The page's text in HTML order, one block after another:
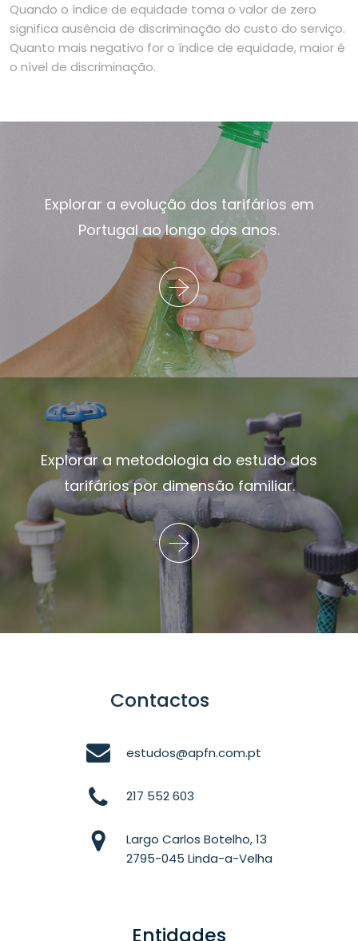
Quando o índice de equidade toma o valor de zero
significa ausência de discriminação do custo do serviço.
Quanto mais negativo for o índice de equidade, maior é
o nível de discriminação.
Explorar a evolução dos tarifários em
Portugal ao longo dos anos.
Explorar a metodologia do estudo dos
tarifários por dimensão familiar.
Contactos
estudos@apfn.com.pt
217 552 603
Largo Carlos Botelho, 13
2795-045 Linda-a-Velha
Entidades